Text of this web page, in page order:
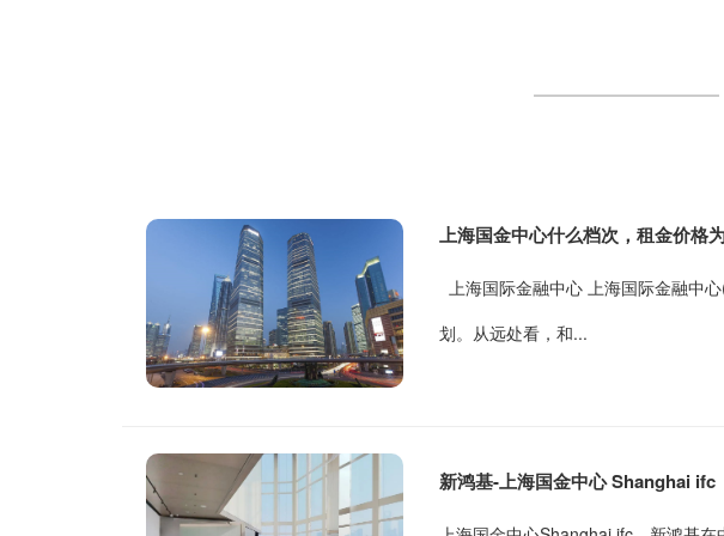
上海国金中心什么档次，租金价格
上海国际金融中心 上海国际金融中
划。从远处看，和...
新鸿基-上海国金中心 Shanghai ifc